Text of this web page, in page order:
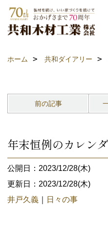
ホーム 共和ダイアリー
前の記事
年末恒例のカレン
公開日：2023/12/28(木)
更新日：2023/12/28(木)
井戸久義
日々の事